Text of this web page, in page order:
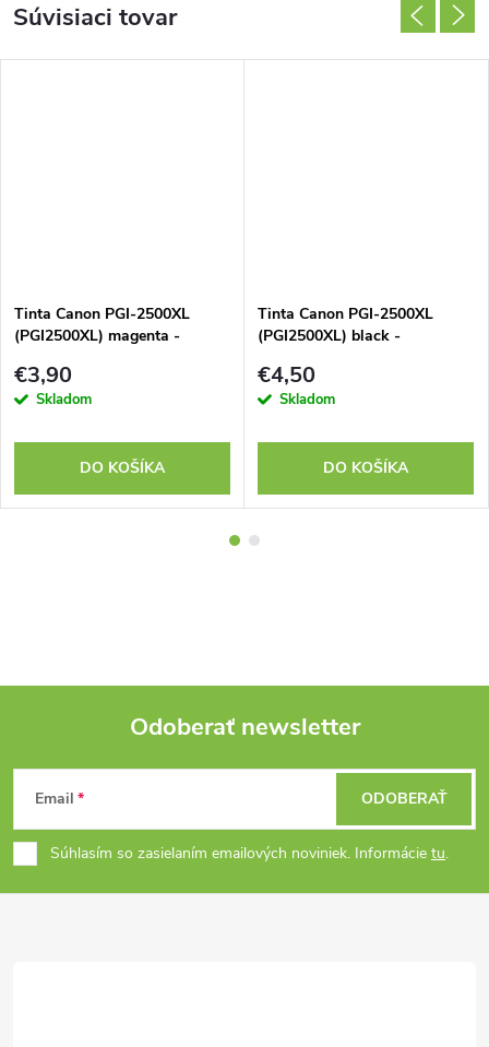
Súvisiaci tovar
Tinta Canon PGI-2500XL
(PGI2500XL) magenta -
€3,90
Skladom
DO KOŠÍKA
Tinta Canon PGI-2500XL
(PGI2500XL) black -
€4,50
Skladom
DO KOŠÍKA
Z
á
p
Odoberať newsletter
Email
Súhlasím so zasielaním emailových noviniek. Informácie tu.
ODOBERAŤ